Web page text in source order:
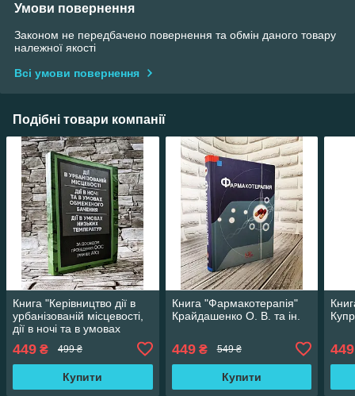
Умови повернення
Законом не передбачено повернення та обмін даного товару
належної якості
Всі умови повернення
Подібні товари компанії
Книга "Керівництво дії в
урбанізованій місцевості,
дії в ночі та в умовах
449 ₴ 499 ₴
Купити
Книга "Фармакотерапія"
Крайдашенко О. В. та ін.
449₴ 549 ₴
Купити
449